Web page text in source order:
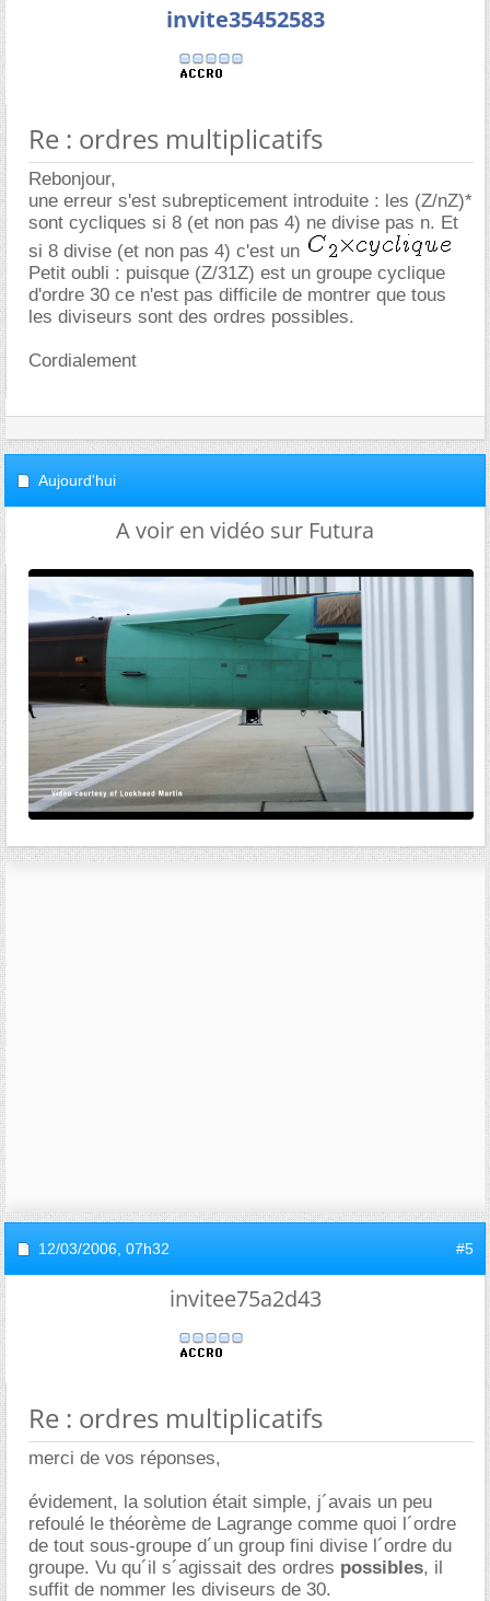
invite35452583
Re : ordres multiplicatifs
Rebonjour,
une erreur s'est subrepticement introduite : les (Z/nZ)*
sont cycliques si 8 (et non pas 4) ne divise pas n. Et
si 8 divise (et non pas 4) c'est un
Petit oubli : puisque (Z/31Z) est un groupe cyclique
d'ordre 30 ce n'est pas difficile de montrer que tous
les diviseurs sont des ordres possibles.
Cordialement
Aujourd'hui
A voir en vidéo sur Futura
12/03/2006, 07h32 #5
invitee75a2d43
Re : ordres multiplicatifs
merci de vos réponses,
évidement, la solution était simple, j´avais un peu
refoulé le théorème de Lagrange comme quoi l´ordre
de tout sous-groupe d´un group fini divise l´ordre du
groupe. Vu qu´il s´agissait des ordres possibles, il
suffit de nommer les diviseurs de 30.